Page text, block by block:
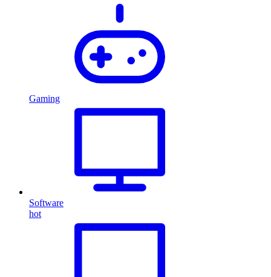
Gaming
Software
hot